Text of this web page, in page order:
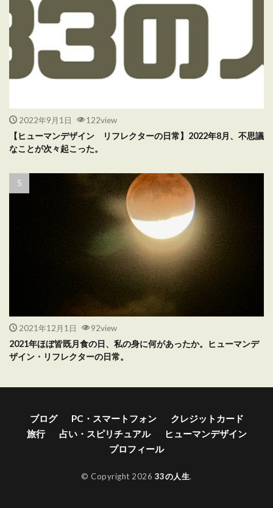
2022年9月1日 122view
【ヒューマンデザイン リフレクターの日常】2022年8月、不思議
なことが次々起こった。
2021年12月1日 92view
2021年ほぼ皆既月食の日、私の身に何があったか。ヒューマンデ
ザイン・リフレクターの日常。
ブログ PC・スマートフォン
クレジットカード
旅行
占い・スピリチュアル
ヒューマンデザイン
プロフィール
© Copyright 2026 33の人生.